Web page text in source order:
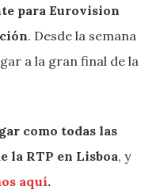
para Eurovision
. Desde la semana
a la gran final de la
como todas las
la RTP en Lisboa, y
aquí.